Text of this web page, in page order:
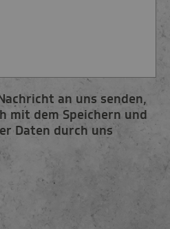
an uns senden,
mit dem Speichern und
Daten durch uns